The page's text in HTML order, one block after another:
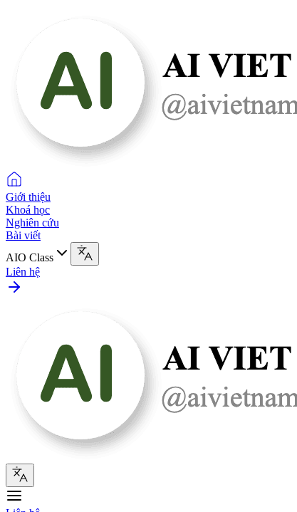
Giới thiệu
Khoá học
Nghiên cứu
Bài viết
AIO Class
Liên hệ